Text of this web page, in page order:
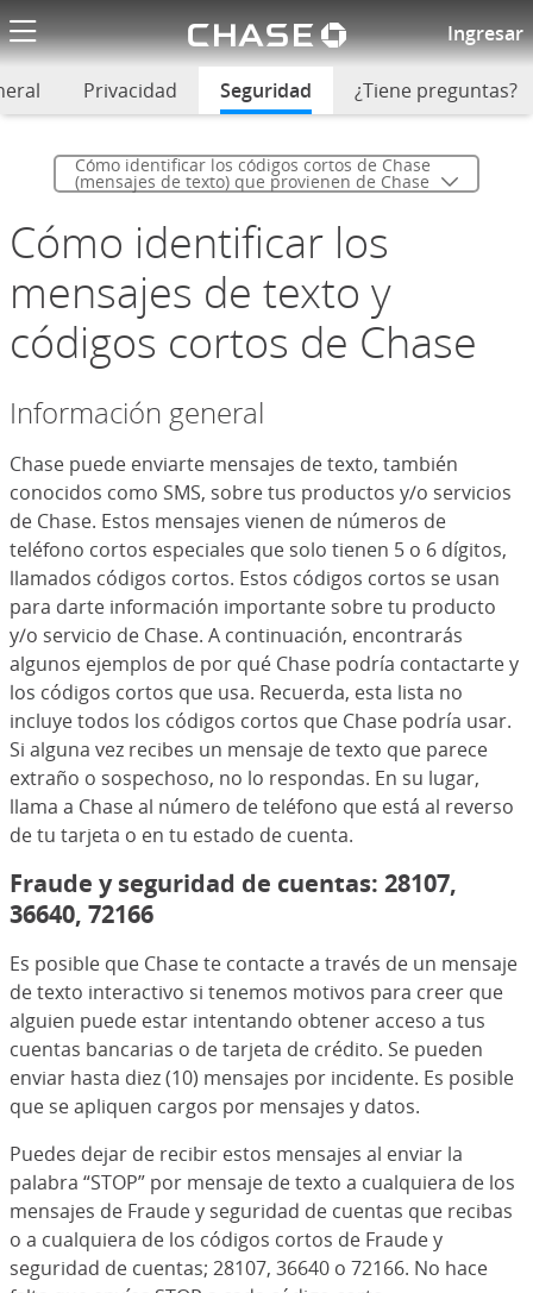
El logotipo de
Ingresar
Términos y Condiciones del
Privacidad Seguridad seleccionado
¿Tiene preguntas?
Cómo identificar los códigos cortos de Chase
(mensajes de texto) que provienen de Chase
Cómo identificar los
mensajes de texto y
códigos cortos de Chase
Información general
Chase puede enviarte mensajes de texto, también
conocidos como SMS, sobre tus productos y/o servicios
de Chase. Estos mensajes vienen de números de
teléfono cortos especiales que solo tienen 5 o 6 dígitos,
llamados códigos cortos. Estos códigos cortos se usan
para darte información importante sobre tu producto
y/o servicio de Chase. A continuación, encontrarás
algunos ejemplos de por qué Chase podría contactarte y
los códigos cortos que usa. Recuerda, esta lista no
incluye todos los códigos cortos que Chase podría usar.
Si alguna vez recibes un mensaje de texto que parece
extraño o sospechoso, no lo respondas. En su lugar,
llama a Chase al número de teléfono que está al reverso
de tu tarjeta o en tu estado de cuenta.
Fraude y seguridad de cuentas: 28107,
36640, 72166
Es posible que Chase te contacte a través de un mensaje
de texto interactivo si tenemos motivos para creer que
alguien puede estar intentando obtener acceso a tus
cuentas bancarias o de tarjeta de crédito. Se pueden
enviar hasta diez (10) mensajes por incidente. Es posible
que se apliquen cargos por mensajes y datos.
Puedes dejar de recibir estos mensajes al enviar la
palabra “STOP” por mensaje de texto a cualquiera de los
mensajes de Fraude y seguridad de cuentas que recibas
o a cualquiera de los códigos cortos de Fraude y
seguridad de cuentas; 28107, 36640 o 72166. No hace